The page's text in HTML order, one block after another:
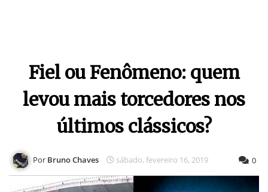
Fiel ou Fenômeno: quem
levou mais torcedores nos
últimos clássicos?
Bruno Chaves sábado, fevereiro 16, 2019 0